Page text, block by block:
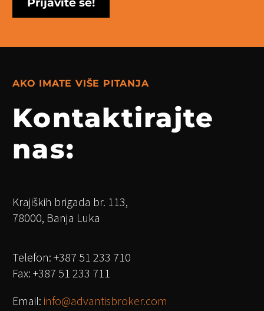
AKO IMATE VIŠE PITANJA
Kontaktirajte
nas:
Krajiških brigada br. 113,
78000, Banja Luka
Telefon: +387 51 233 710
Fax: +387 51 233 711
Email: info@advantisbroker.com